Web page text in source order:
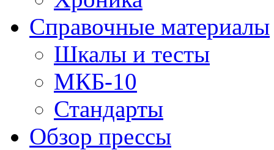
Справочные материалы
Шкалы и тесты
МКБ-10
Стандарты
Обзор прессы